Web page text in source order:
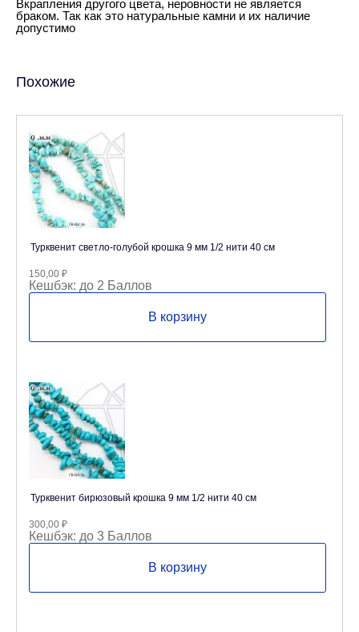
Вкрапления другого цвета, неровности не является
браком. Так как это натуральные камни и их наличие
допустимо
Похожие
Турквенит светло-голубой крошка 9 мм 1/2 нити 40 см
150,00 ₽
Кешбэк: до 2 Баллов
В корзину
Турквенит бирюзовый крошка 9 мм 1/2 нити 40 см
300,00 ₽
Кешбэк: до 3 Баллов
В корзину